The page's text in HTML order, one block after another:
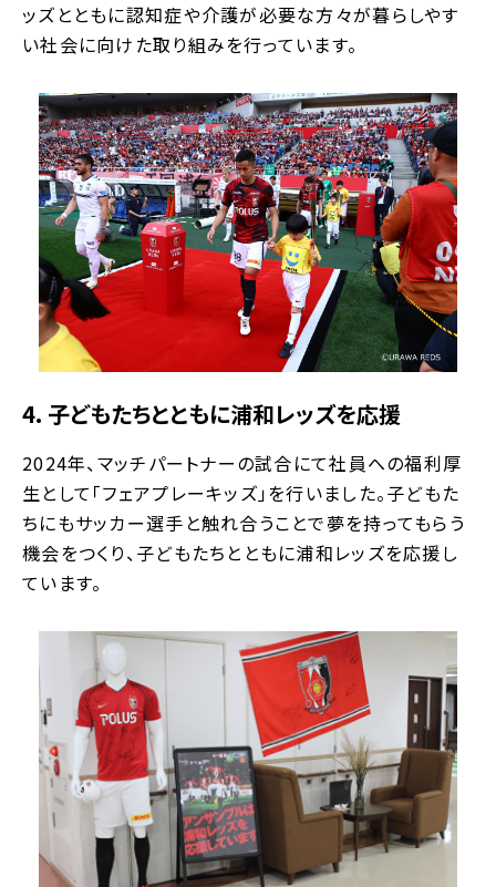
ッズとともに認知症や介護が必要な方々が暮らしやす
い社会に向けた取り組みを行っています。
4. 子どもたちとともに浦和レッズを応援
2024年、マッチパートナーの試合にて社員への福利厚
生として「フェアプレーキッズ」を行いました。子どもた
ちにもサッカー選手と触れ合うことで夢を持ってもらう
機会をつくり、子どもたちとともに浦和レッズを応援し
ています。